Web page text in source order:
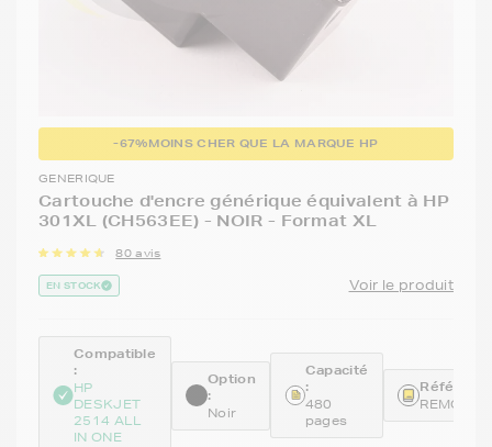
-67%MOINS CHER QUE LA MARQUE HP
GENERIQUE
Cartouche d'encre générique équivalent à HP
301XL (CH563EE) - NOIR - Format XL
80 avis
EN STOCK Voir le produit
Compatible
:
HP
DESKJET
2514 ALL
IN ONE
Option
:
Noir
Capacité
:
480
pages